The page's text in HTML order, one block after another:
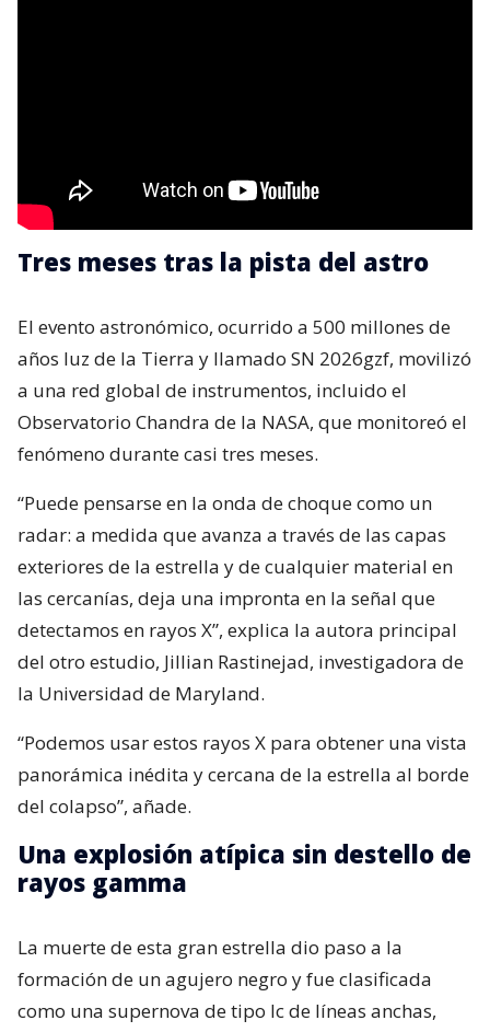
Tres meses tras la pista del astro
El evento astronómico, ocurrido a 500 millones de
años luz de la Tierra y llamado SN 2026gzf, movilizó
a una red global de instrumentos, incluido el
Observatorio Chandra de la NASA, que monitoreó el
fenómeno durante casi tres meses.
“Puede pensarse en la onda de choque como un
radar: a medida que avanza a través de las capas
exteriores de la estrella y de cualquier material en
las cercanías, deja una impronta en la señal que
detectamos en rayos X”, explica la autora principal
del otro estudio, Jillian Rastinejad, investigadora de
la Universidad de Maryland.
“Podemos usar estos rayos X para obtener una vista
panorámica inédita y cercana de la estrella al borde
del colapso”, añade.
Una explosión atípica sin destello de
rayos gamma
La muerte de esta gran estrella dio paso a la
formación de un agujero negro y fue clasificada
como una supernova de tipo Ic de líneas anchas,